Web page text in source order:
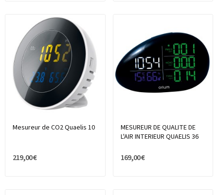
Mesureur de CO2 Quaelis 10
219,00 €
MESUREUR DE QUALITE DE
L'AIR INTERIEUR QUAELIS 36
169,00 €